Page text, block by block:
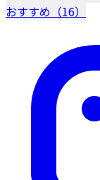
おすすめ（16）